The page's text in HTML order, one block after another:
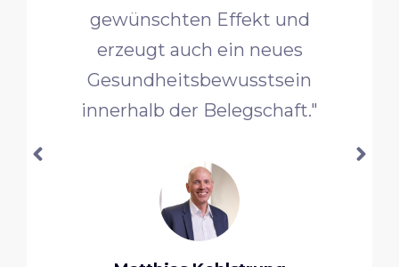
gewünschten Effekt und
erzeugt auch ein neues
Gesundheitsbewusstsein
innerhalb der Belegschaft."